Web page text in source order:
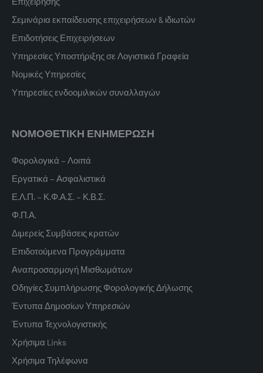
Σεμινάρια εκπαίδευσης επιχειρήσεων & ιδιωτών
Επιδοτήσεις Επιχειρήσεων
Υπηρεσίες Υποστήριξης σε Λογιστικά Γραφεία
Νομικές Υπηρεσίες
Υπηρεσίες ενδοομιλικών συναλλαγών
ΝΟΜΟΘΕΤΙΚΗ ΕΝΗΜΕΡΩΣΗ
Φορολογικά – Λοιπά
Εργατικά – Ασφαλιστικά
Ε.Λ.Π. – Κ.Φ.Α.Σ. – Κ.Β.Σ.
Φ.Π.Α.
Διμερείς Συμβάσεις κρατών
Επιδοτούμενα Προγράμματα
Αναπροσαρμογή Μισθωμάτων
Οδηγίες Συμπλήρωσης Φορολογικής Δήλωσης
Έντυπα Δημοσίων Υπηρεσιών
Έντυπα Τεχνολογιστικής
Χρήσιμα Links
Χρήσιμα Τηλέφωνα